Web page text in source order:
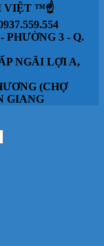
VIỆT ™☝️
PHƯỜNG 3 - Q.
NGÃI LỢI A,
(CHỢ
GIANG